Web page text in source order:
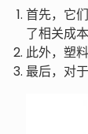
首先，它
了相关成
此外，塑
最后，对